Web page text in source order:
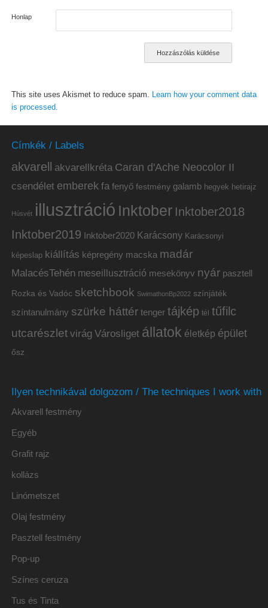
Honlap
This site uses Akismet to reduce spam. Learn how your comment data
is processed.
Címkék / Labels
akvarell akvarellkréta Caran d'Ache Neocolor II
csendélet emberek fa fenyő festmény galamb hegyek hetirajz
Húsvét illusztráció Inktober Inktober2018
Inktober2019 Inktober2020 Karácsony Karácsonyi
képeslap kiállítás képregény macska madár
MalacésTehén meseillusztráció mesekönyv nyár pasztell
Rozka és Vadóc sketchbook SwimathonBp2022 színjáték
színtanulmány szürke háttér tenger tájkép tél tűfilc
utcarészlet virág Városliget állatok életkép épület
ősz
Ilyen technikával dolgozom / The techniques I work with
Akvarell festmény
Egyéb
Grafit rajz
kollázs
Linómetszet
Olaj festmény
Pasztell festmény
Pop-up
Színes ceruza
Tus és Tinta